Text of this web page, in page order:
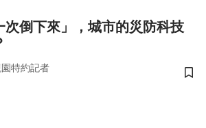
次倒下來」，城市的災防科技
特約記者
儲